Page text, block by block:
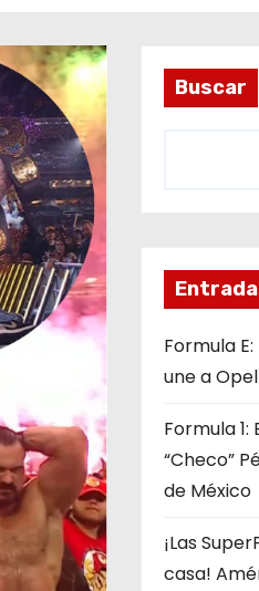
Buscar
Formula
une a
Formula 1:
“Checo”
de México
¡Las
casa!